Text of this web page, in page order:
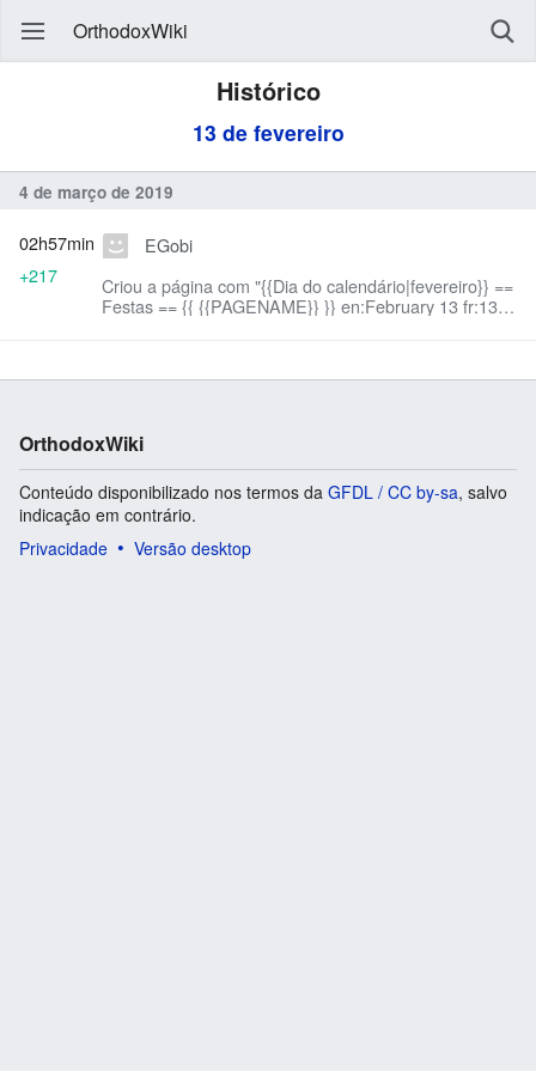
OrthodoxWiki
Histórico
13 de fevereiro
4 de março de 2019
EGobi
Criou a página com "{{Dia do calendário|fevereiro}} ==
Festas == {{ {{PAGENAME}} }} en:February 13 fr:13
02h57min
+217
OrthodoxWiki
Conteúdo disponibilizado nos termos da GFDL / CC by-sa, salvo
indicação em contrário.
Privacidade
Versão desktop